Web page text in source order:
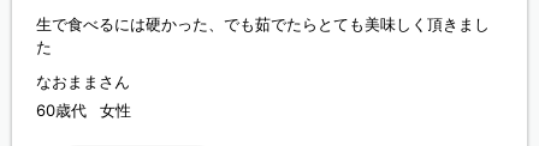
生で食べるには硬かった、でも茹でたらとても美味しく頂きまし
た
なおままさん
60歳代
女性